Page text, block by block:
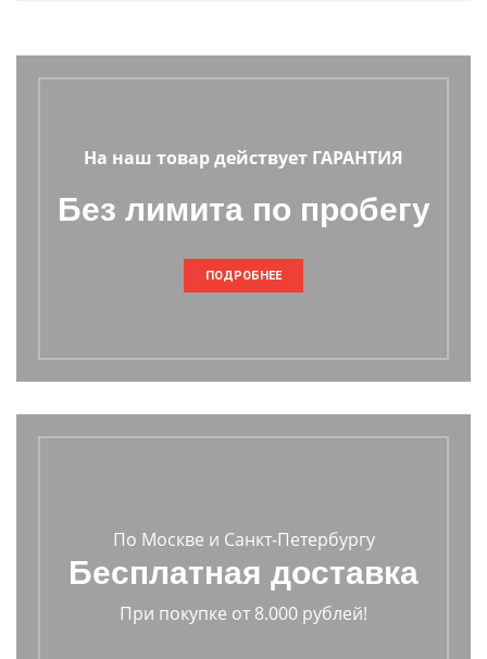
На наш товар действует ГАРАНТИЯ
Без лимита по пробегу
ПОДРОБНЕЕ
По Москве и Санкт-Петербургу
Бесплатная доставка
При покупке от 8.000 рублей!